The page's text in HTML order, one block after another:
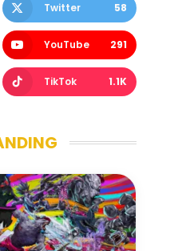
Twitter 58
YouTube 291
TikTok 1.1K